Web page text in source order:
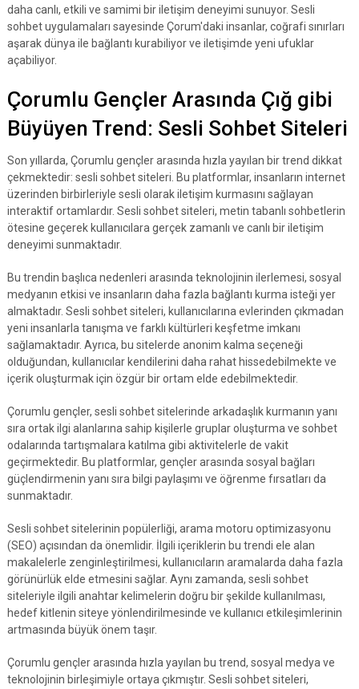
daha canlı, etkili ve samimi bir iletişim deneyimi sunuyor. Sesli
sohbet uygulamaları sayesinde Çorum'daki insanlar, coğrafi sınırları
aşarak dünya ile bağlantı kurabiliyor ve iletişimde yeni ufuklar
açabiliyor.
Çorumlu Gençler Arasında Çığ gibi
Büyüyen Trend: Sesli Sohbet Siteleri
Son yıllarda, Çorumlu gençler arasında hızla yayılan bir trend dikkat
çekmektedir: sesli sohbet siteleri. Bu platformlar, insanların internet
üzerinden birbirleriyle sesli olarak iletişim kurmasını sağlayan
interaktif ortamlardır. Sesli sohbet siteleri, metin tabanlı sohbetlerin
ötesine geçerek kullanıcılara gerçek zamanlı ve canlı bir iletişim
deneyimi sunmaktadır.
Bu trendin başlıca nedenleri arasında teknolojinin ilerlemesi, sosyal
medyanın etkisi ve insanların daha fazla bağlantı kurma isteği yer
almaktadır. Sesli sohbet siteleri, kullanıcılarına evlerinden çıkmadan
yeni insanlarla tanışma ve farklı kültürleri keşfetme imkanı
sağlamaktadır. Ayrıca, bu sitelerde anonim kalma seçeneği
olduğundan, kullanıcılar kendilerini daha rahat hissedebilmekte ve
içerik oluşturmak için özgür bir ortam elde edebilmektedir.
Çorumlu gençler, sesli sohbet sitelerinde arkadaşlık kurmanın yanı
sıra ortak ilgi alanlarına sahip kişilerle gruplar oluşturma ve sohbet
odalarında tartışmalara katılma gibi aktivitelerle de vakit
geçirmektedir. Bu platformlar, gençler arasında sosyal bağları
güçlendirmenin yanı sıra bilgi paylaşımı ve öğrenme fırsatları da
sunmaktadır.
Sesli sohbet sitelerinin popülerliği, arama motoru optimizasyonu
(SEO) açısından da önemlidir. İlgili içeriklerin bu trendi ele alan
makalelerle zenginleştirilmesi, kullanıcıların aramalarda daha fazla
görünürlük elde etmesini sağlar. Aynı zamanda, sesli sohbet
siteleriyle ilgili anahtar kelimelerin doğru bir şekilde kullanılması,
hedef kitlenin siteye yönlendirilmesinde ve kullanıcı etkileşimlerinin
artmasında büyük önem taşır.
Çorumlu gençler arasında hızla yayılan bu trend, sosyal medya ve
teknolojinin birleşimiyle ortaya çıkmıştır. Sesli sohbet siteleri,